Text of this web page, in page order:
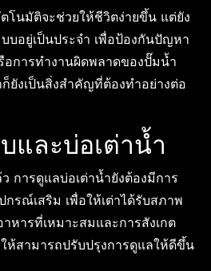
โนมัติจะช่วยให้ชีวิตง่ายขึ้น แต่ยัง
บอยู่เป็นประจำ เพื่อป้องกันปัญหา
การทำงานผิดพลาดของปั๊มน้ำ
ยังเป็นสิ่งสำคัญที่ต้องทำอย่างต่อ
และบ่อเต่าน้ำ
การดูแลบ่อเต่าน้ำยังต้องมีการ
รณ์เสริม เพื่อให้เต่าได้รับสภาพ
หารที่เหมาะสมและการสังเกต
ห้สามารถปรับปรุงการดูแลให้ดีขึ้น